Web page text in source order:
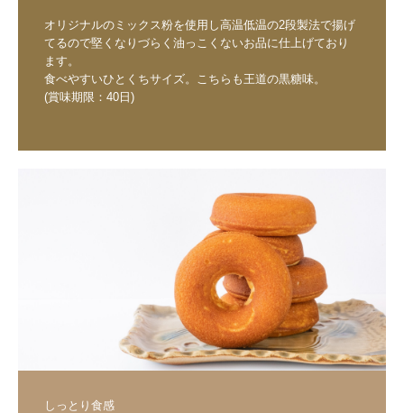
オリジナルのミックス粉を使用し高温低温の2段製法で揚げ
てるので堅くなりづらく油っこくないお品に仕上げており
ます。
食べやすいひとくちサイズ。こちらも王道の黒糖味。
(賞味期限：40日)
しっとり食感